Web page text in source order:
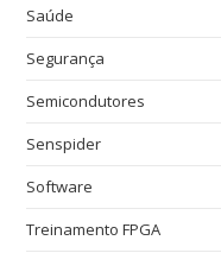
Saúde
Segurança
Semicondutores
Senspider
Software
Treinamento FPGA